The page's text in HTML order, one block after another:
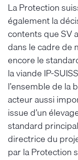
La Protection
également la
contents que SV
dans le cadre de
encore le
la viande IP-
l’ensemble de la
acteur aussi
issue d’un
standard
directrice du
par la Protection